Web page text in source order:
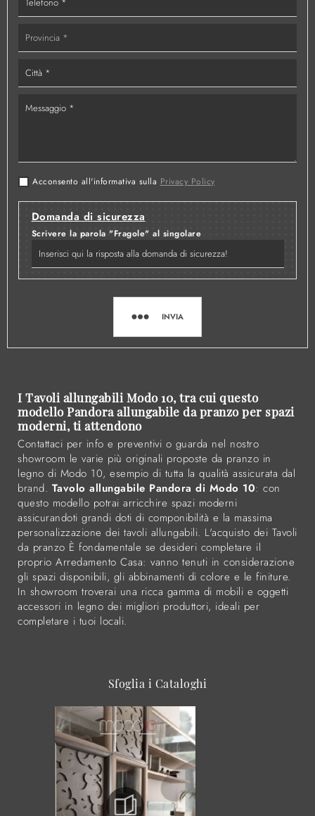
Acconsento all'informativa sulla Privacy Policy
Domanda di sicurezza
Scrivere la parola "Fragole" al singolare
INVIA
I Tavoli allungabili Modo 10, tra cui questo
modello Pandora allungabile da pranzo per spazi
moderni, ti attendono
Contattaci per info e preventivi o guarda nel nostro
showroom le varie più originali proposte da pranzo in
legno di Modo 10, esempio di tutta la qualità assicurata dal
brand. Tavolo allungabile Pandora di Modo 10: con
questo modello potrai arricchire spazi moderni
assicurandoti grandi doti di componibilità e la massima
personalizzazione dei tavoli allungabili. L'acquisto dei Tavoli
da pranzo È fondamentale se desideri completare il
proprio Arredamento Casa: vanno tenuti in considerazione
gli spazi disponibili, gli abbinamenti di colore e le finiture.
In showroom troverai una ricca gamma di mobili e oggetti
accessori in legno dei migliori produttori, ideali per
completare i tuoi locali.
Sfoglia i Cataloghi